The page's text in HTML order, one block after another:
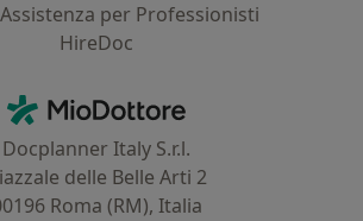
per Professionisti
HireDoc
MioDottore - Homepage
Docplanner Italy S.r.l.
delle Belle Arti 2
Roma (RM), Italia